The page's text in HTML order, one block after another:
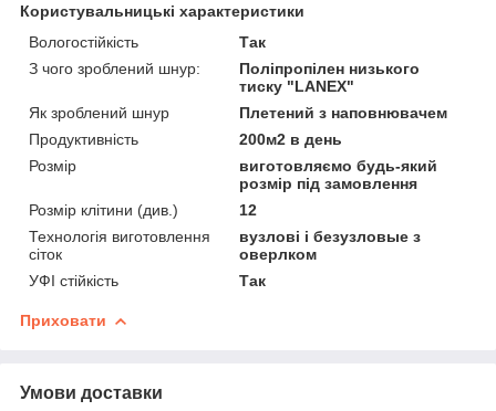
Користувальницькі характеристики
Вологостійкість
Так
З чого зроблений шнур:
Поліпропілен низького
тиску "LANEX"
Як зроблений шнур
Плетений з наповнювачем
Продуктивність
200м2 в день
Розмір
виготовляємо будь-який
розмір під замовлення
Розмір клітини (див.)
12
Технологія виготовлення
сіток
вузлові і безузловые з
оверлком
УФІ стійкість
Так
Приховати
Умови доставки